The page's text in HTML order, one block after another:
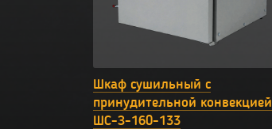
Шкаф сушильный с
принудительной конвекцией
ШС-З-160-133